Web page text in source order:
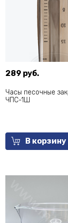
289 руб.
Часы песочные
ЧПС-1Ш
В корзину